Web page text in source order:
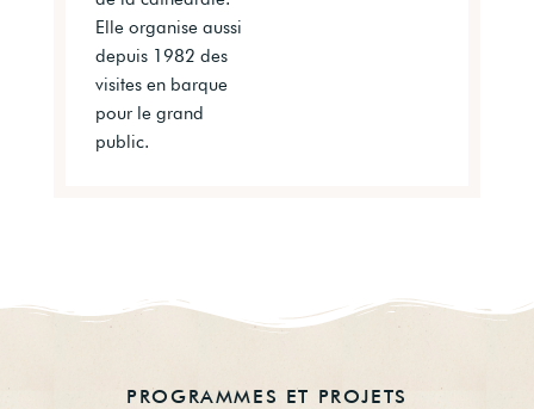
Elle organise aussi
depuis 1982 des
visites en barque
pour le grand
public.
PROGRAMMES ET PROJETS